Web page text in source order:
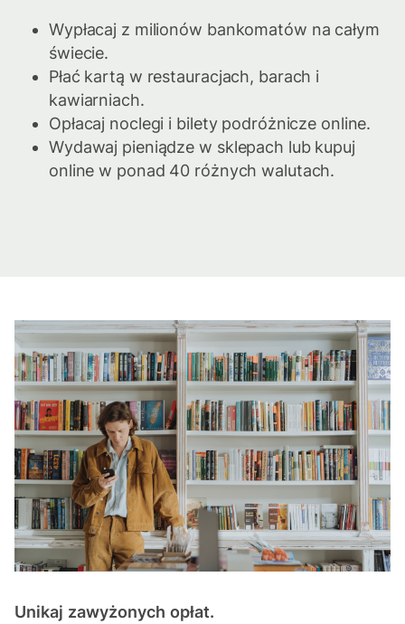
Wypłacaj z milionów bankomatów na całym
świecie.
Płać kartą w restauracjach, barach i
kawiarniach.
Opłacaj noclegi i bilety podróżnicze online.
Wydawaj pieniądze w sklepach lub kupuj
online w ponad 40 różnych walutach.
Unikaj zawyżonych opłat.